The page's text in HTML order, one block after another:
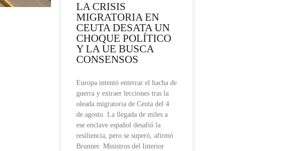
LA CRISIS
MIGRATORIA EN
CEUTA DESATA UN
CHOQUE POLÍTICO
Y LA UE BUSCA
CONSENSOS
Europa intentó enterrar el hacha de
guerra y extraer lecciones tras la
oleada migratoria de Ceuta del 4
de agosto. La llegada de miles a
ese enclave español desafió la
resiliencia, pero se superó, afirmó
Brunner. Ministros del Interior